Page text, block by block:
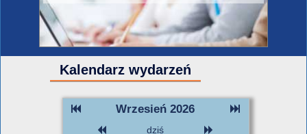
Kalendarz wydarzeń
Wrzesień 2026
dziś